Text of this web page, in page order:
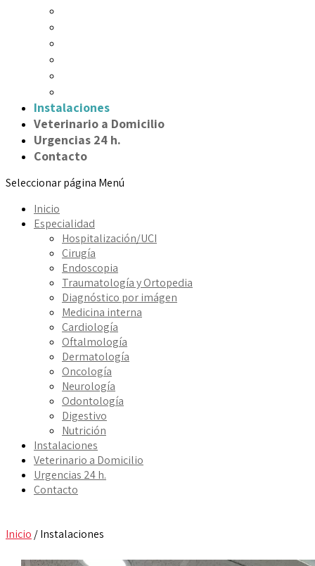
Instalaciones
Veterinario a Domicilio
Urgencias 24 h.
Contacto
Seleccionar página Menú
Inicio
Especialidad
Hospitalización/UCI
Cirugía
Endoscopia
Traumatología y Ortopedia
Diagnóstico por imágen
Medicina interna
Cardiología
Oftalmología
Dermatología
Oncología
Neurología
Odontología
Digestivo
Nutrición
Instalaciones
Veterinario a Domicilio
Urgencias 24 h.
Contacto
Inicio /Instalaciones